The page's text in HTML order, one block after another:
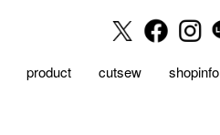
product cutsew shopinfo